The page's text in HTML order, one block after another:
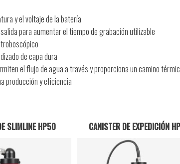
y el voltaje de la batería
para aumentar el tiempo de grabación utilizable
de capa dura
el flujo de agua a través y proporciona un camino
producción y eficiencia
SLIMLINE HP50 CANISTER DE EXPEDICIÓN